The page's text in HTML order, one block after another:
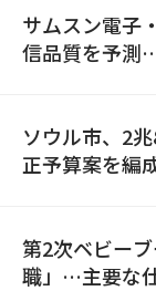
サムスン電子
信品質を予測
ソウル市、2
正予算案を編
第2次ベビー
職」…主要な